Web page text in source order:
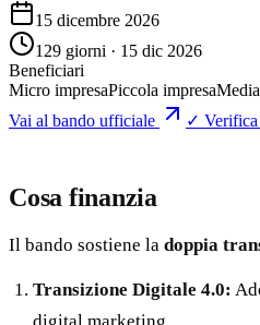
15 dicembre 2026
129 giorni · 15 dic 2026
Beneficiari
Micro impresaPiccola impresa
Vai al bando ufficiale
✓ Verifica
Cosa finanzia
Il bando sostiene la doppia
Transizione Digitale 4.0: